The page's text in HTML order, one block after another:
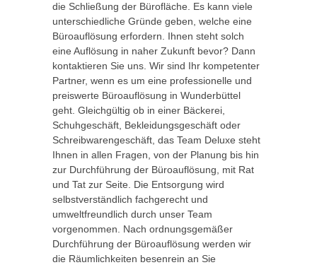
die Schließung der Bürofläche. Es kann viele
unterschiedliche Gründe geben, welche eine
Büroauflösung erfordern. Ihnen steht solch
eine Auflösung in naher Zukunft bevor? Dann
kontaktieren Sie uns. Wir sind Ihr kompetenter
Partner, wenn es um eine professionelle und
preiswerte Büroauflösung in Wunderbüttel
geht. Gleichgültig ob in einer Bäckerei,
Schuhgeschäft, Bekleidungsgeschäft oder
Schreibwarengeschäft, das Team Deluxe steht
Ihnen in allen Fragen, von der Planung bis hin
zur Durchführung der Büroauflösung, mit Rat
und Tat zur Seite. Die Entsorgung wird
selbstverständlich fachgerecht und
umweltfreundlich durch unser Team
vorgenommen. Nach ordnungsgemäßer
Durchführung der Büroauflösung werden wir
die Räumlichkeiten besenrein an Sie